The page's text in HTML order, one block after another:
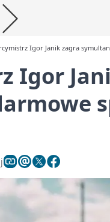
Igor Janik zagra
Igor